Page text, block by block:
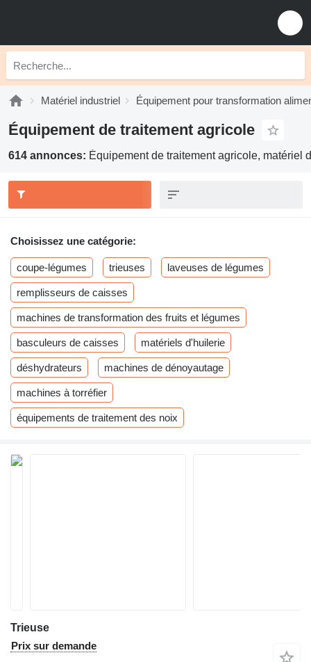
Matériel industriel Équipement pour transformation
Équipement de traitement agricole
614 annonces: Équipement de traitement agricole, matériel
Choisissez une catégorie:
coupe-légumes trieuses laveuses de légumes
remplisseurs de caisses
machines de transformation des fruits et légumes
basculeurs de caisses matériels d'huilerie
déshydrateurs machines de dénoyautage
machines à torréfier
équipements de traitement des noix
Trieuse
Prix sur demande